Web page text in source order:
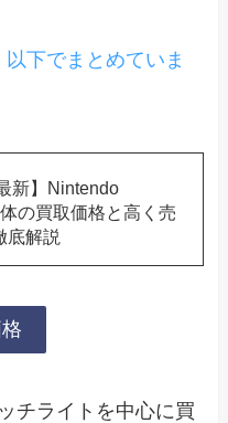
下でまとめていま
新】Nintendo
の買取価格と高く売
底解説
チライトを中心に買